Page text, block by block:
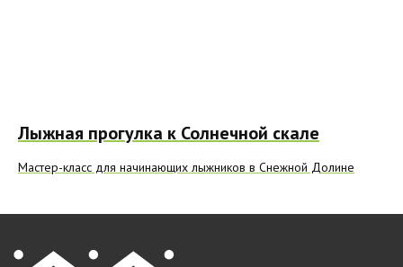
Лыжная прогулка к Солнечной скале
Мастер-класс для начинающих лыжников в Снежной Долине